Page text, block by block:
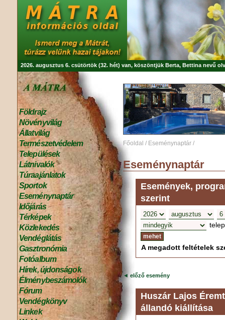
2026. augusztus 6. csütörtök (32. hét) van, köszöntjük Berta, Bettina nevű
Földrajz
Növényvilág
Állatvilág
Természetvédelem
Települések
Látnivalók
Túraajánlatok
Sportok
Eseménynaptár
Időjárás
Térképek
Közlekedés
Vendéglátás
Gasztronómia
Fotóalbum
Hírek, újdonságok
Élménybeszámolók
Fórum
Vendégkönyv
Linkek
Főoldal / Eseménynaptár /
Eseménynaptár
Események,
szerint
A megadott feltételek
◄ előző esemény
Huszár Lajos
állandó kiállítása